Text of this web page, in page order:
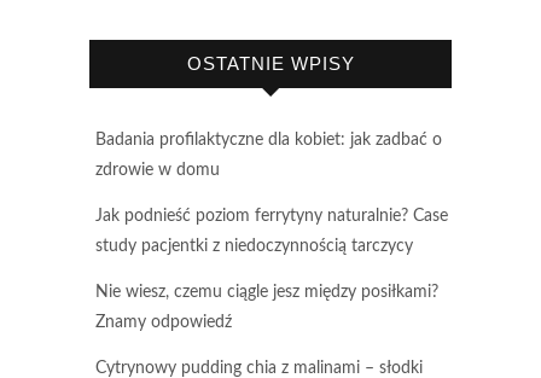
OSTATNIE WPISY
Badania profilaktyczne dla kobiet: jak zadbać o
zdrowie w domu
Jak podnieść poziom ferrytyny naturalnie? Case
study pacjentki z niedoczynnością tarczycy
Nie wiesz, czemu ciągle jesz między posiłkami?
Znamy odpowiedź
Cytrynowy pudding chia z malinami – słodki